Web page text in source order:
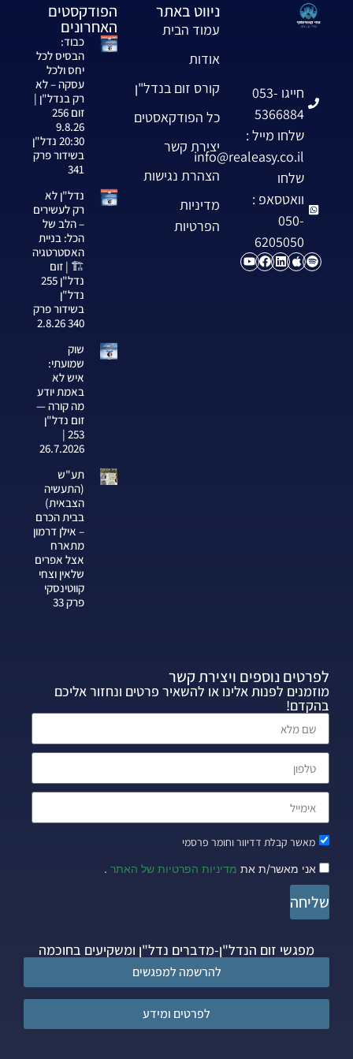
חייגו 053-
5366884
שלחו מייל :
info@realeasy.co.il
שלחו
וואטסאפ :
050-
6205050
ניווט באתר
עמוד הבית
אודות
קורס זום בנדל"ן
כל הפודקאסטים
יצירת קשר
הצהרת נגישות
מדיניות
הפרטיות
הפודקסטים
האחרונים
כבוד:
הבסיס לכל
יחס ולכל
עסקה – לא
רק בנדל"ן |
זום 256
9.8.26
20:30 נדל"ן
בשידור פרק
341
נדל"ן לא
רק לעשירים
– הלב של
הכל: בניית
האסטרטגיה
🏗️ | זום
נדל"ן 255
נדל"ן
בשידור פרק
340 2.8.26
שוק
שמועתי:
איש לא
באמת יודע
מה קורה —
זום נדל"ן
253 |
26.7.2026
תע"ש
(התעשיה
הצבאית)
בבית הכרם
– אילן דרמון
מתארח
אצל אפרים
שלאין וצחי
קווטינסקי
פרק 33
לפרטים נוספים ויצירת קשר
מוזמנים לפנות אלינו או להשאיר פרטים ונחזור אליכם
בהקדם!
מאשר קבלת דדיוור וחומר פרסמי
אני מאשר/ת את מדיניות הפרטיות של האתר .
שליחה
מפגשי זום הנדל"ן-מדברים נדל"ן ומשקיעים בחוכמה
להרשמה למפגשים
לפרטים ומידע